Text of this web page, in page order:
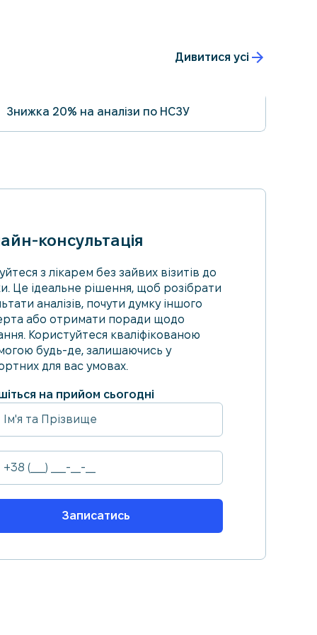
Дивитися усі
Знижка 20% на аналізи по НСЗУ
консультація
з лікарем без зайвих візитів до
Це ідеальне рішення, щоб розібрати
аналізів, почути думку іншого
або отримати поради щодо
Користуйтеся кваліфікованою
будь-де, залишаючись у
для вас умовах.
на прийом сьогодні
Записатись